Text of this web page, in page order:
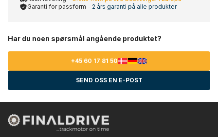
Garanti for passform - 2 års garanti på alle produkter
Har du noen spørsmål angående produktet?
+45 60 17 81 50
SEND OSS EN E-POST